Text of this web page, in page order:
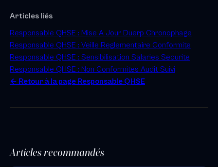
Articles liés
Responsable QHSE : Mise A Jour Duerp Chronophage
Responsable QHSE : Veille Reglementaire Conformite
Responsable QHSE : Sensibilisation Salaries Securite
Responsable QHSE : Non Conformites Audit Suivi
← Retour à la page Responsable QHSE
Articles recommandés